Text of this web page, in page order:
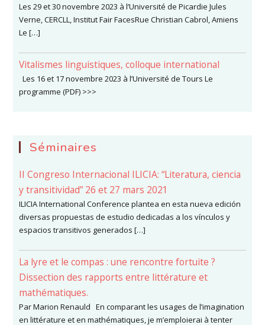
Les 29 et 30 novembre 2023 à l’Université de Picardie Jules
Verne, CERCLL, Institut Fair FacesRue Christian Cabrol, Amiens
Le […]
Vitalismes linguistiques, colloque international
Les 16 et 17 novembre 2023 à l’Université de Tours Le
programme (PDF) >>>
Séminaires
II Congreso Internacional ILICIA: “Literatura, ciencia
y transitividad” 26 et 27 mars 2021
ILICIA International Conference plantea en esta nueva edición
diversas propuestas de estudio dedicadas a los vínculos y
espacios transitivos generados […]
La lyre et le compas : une rencontre fortuite ?
Dissection des rapports entre littérature et
mathématiques.
Par Marion Renauld En comparant les usages de l’imagination
en littérature et en mathématiques, je m’emploierai à tenter